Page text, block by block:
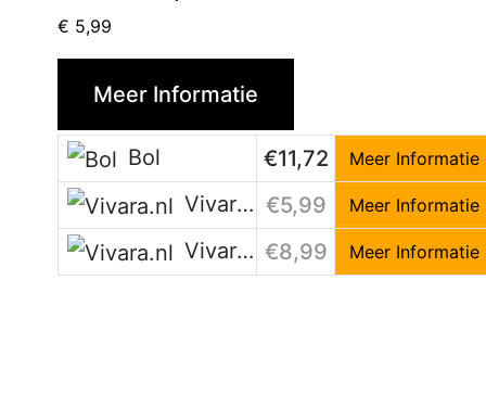
€ 5,99
Meer Informatie
Bol €11,72 Meer Informatie
Vivara.nl €5,99 Meer Informatie
Vivara.nl €8,99 Meer Informatie